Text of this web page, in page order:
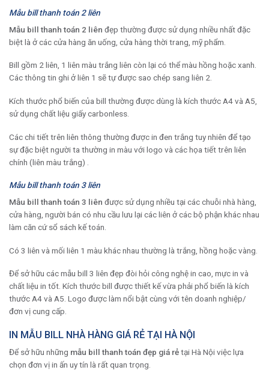
Mẫu bill thanh toán 2 liên
Mẫu bill thanh toán 2 liên đẹp thường được sử dụng nhiều nhất đặc
biệt là ở các cửa hàng ăn uống, cửa hàng thời trang, mỹ phẩm.
Bill gồm 2 liên, 1 liên màu trắng liên còn lại có thể màu hồng hoặc xanh.
Các thông tin ghi ở liên 1 sẽ tự được sao chép sang liên 2.
Kích thước phổ biến của bill thường được dùng là kích thước A4 và A5,
sử dụng chất liệu giấy carbonless.
Các chi tiết trên liên thông thường được in đen trắng tuy nhiên để tạo
sự đặc biệt người ta thường in màu với logo và các họa tiết trên liên
chính (liên màu trắng) .
Mẫu bill thanh toán 3 liên
Mẫu bill thanh toán 3 liên được sử dụng nhiều tại các chuỗi nhà hàng,
cửa hàng, người bán có nhu cầu lưu lại các liên ở các bộ phận khác nhau
làm căn cứ sổ sách kế toán.
Có 3 liên và mối liên 1 màu khác nhau thường là trắng, hồng hoặc vàng.
Để sở hữu các mẫu bill 3 liên đẹp đòi hỏi công nghệ in cao, mực in và
chất liệu in tốt. Kích thước bill được thiết kế vừa phải phổ biến là kích
thước A4 và A5. Logo được làm nổi bật cùng với tên doanh nghiệp/
đơn vị cung cấp.
IN MẪU BILL NHÀ HÀNG GIÁ RẺ TẠI HÀ NỘI
Để sở hữu những mẫu bill thanh toán đẹp giá rẻtại Hà Nội việc lựa
chọn đơn vị in ấn uy tín là rất quan trọng.